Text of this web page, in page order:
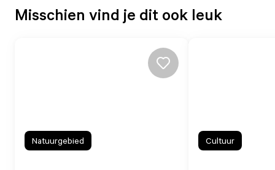
Misschien vind je dit ook leuk
Natuurgebied Cultuur